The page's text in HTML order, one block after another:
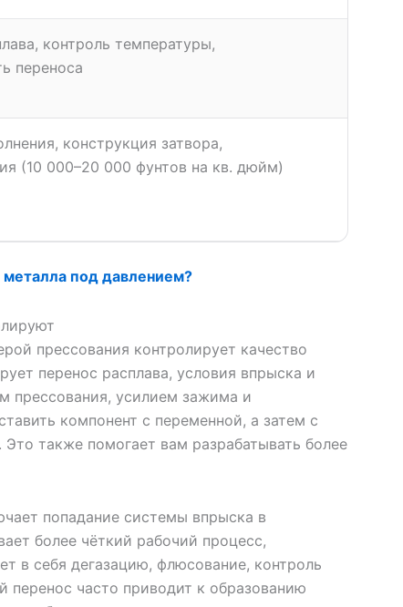
контроль температуры,
переноса
конструкция затвора,
(10 000–20 000 фунтов на кв. дюйм)
металла под давлением?
прессования контролирует качество
перенос расплава, условия впрыска и
прессования, усилием зажима и
компонент с переменной, а затем с
также помогает вам разрабатывать более
попадание системы впрыска в
более чёткий рабочий процесс,
в себя дегазацию, флюсование, контроль
перенос часто приводит к образованию